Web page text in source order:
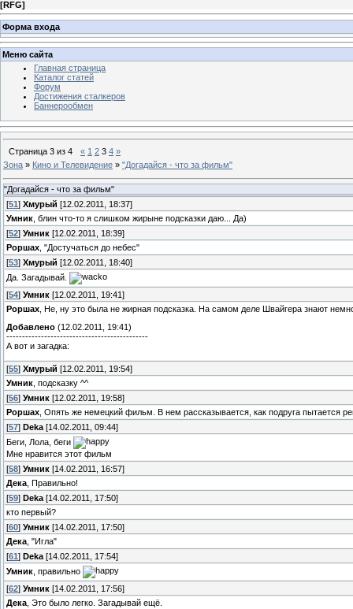
[RFG]
Форма входа
Меню сайта
Главная страница
Каталог статей
Форум
Достижения сталкеров
Баннерообмен
Страница 3 из 4 « 1 2 3 4 »
Зона » Кино и Телевидение » "Догадайся - что за фильм"
"Догадайся - что за фильм"
[51 ] Хмурый [12.02.2011, 18:37]
Умник , блин что-то я слишком жирыне подсказки даю... Да)
[52] Умник [12.02.2011, 18:39]
Роршах , "Достучаться до небес"
[53] Хмурый [12.02.2011, 18:40]
Да. Загадывай.
[54] Умник [12.02.2011, 19:41]
Роршах , Не, ну это была не жирная подсказка. На самом деле Швайгера знают
Добавлено (12.02.2011, 19:41)
---------------------------------------------
А вот и загадка:
[55] Хмурый [12.02.2011, 19:54]
Умник , подсказку ^^
[56] Умник [12.02.2011, 19:58]
Роршах , Опять же немецкий фильм. В нем рассказывается, как подруга пытается
[57] Deka [14.02.2011, 09:44]
Беги, Лола, беги
Мне нравится этот фильм
[58] Умник [14.02.2011, 16:57]
Дека , Правильно!
[59] Deka [14.02.2011, 17:50]
кто первый?
[60] Умник [14.02.2011, 17:50]
Дека , "Игла"
[61 ] Deka [14.02.2011, 17:54]
Умник , правильно
[62] Умник [14.02.2011, 17:56]
Дека , Это было легко. Загадывай ещё.